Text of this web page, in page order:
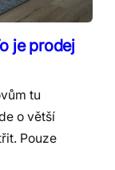
je prodej
tu
o větší
Pouze